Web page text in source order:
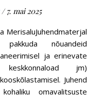
/ 7. mai 2025
nõuandeid
ja erinevate
keskkonnaload jm)
Juhend
omavalitsuste